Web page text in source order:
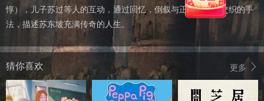
惇），儿子苏过等人的互动，通过回忆，倒叙与正常时间线交织的手
法，描述苏东坡充满传奇的人生。
更多
猜你喜欢